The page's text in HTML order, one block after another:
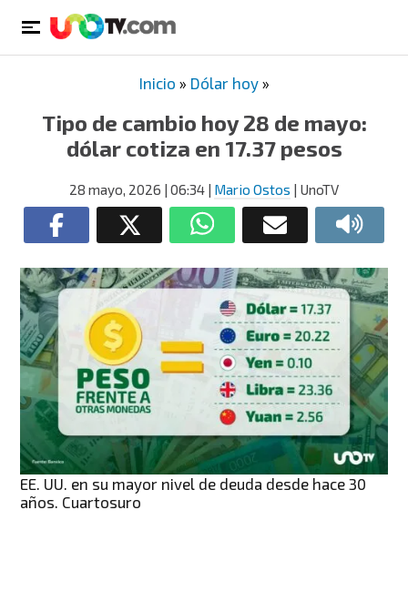
Inicio » Dólar hoy»
Tipo de cambio hoy 28 de mayo:
dólar cotiza en 17.37 pesos
28 mayo, 2026 | 06:34 | Mario Ostos | UnoTV
EE. UU. en su mayor nivel de deuda desde hace 30
años. Cuartosuro